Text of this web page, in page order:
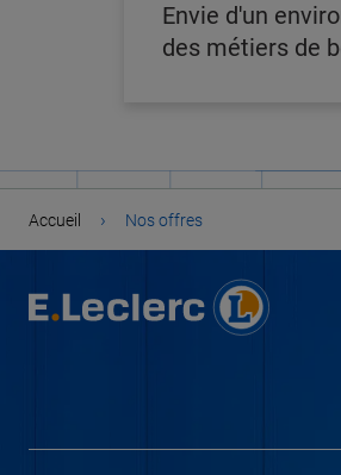
Envie d'un
des métiers de
Accueil › Nos offres